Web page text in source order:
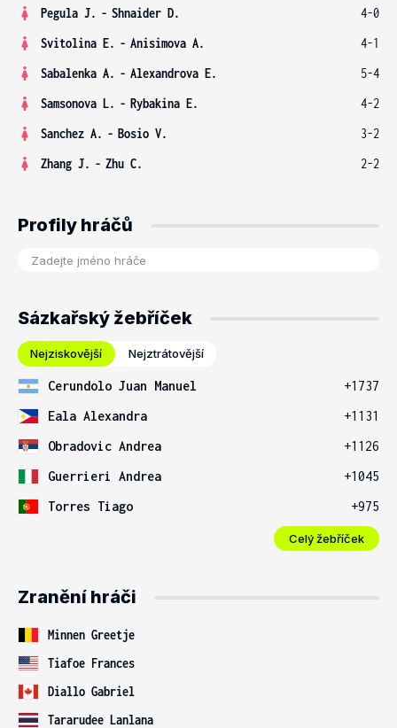
Pegula J. - Shnaider D.
4-0
Svitolina E. - Anisimova A.
4-1
Sabalenka A. - Alexandrova E.
5-4
Samsonova L. - Rybakina E.
4-2
Sanchez A. - Bosio V.
3-2
Zhang J. - Zhu C. 2-2
Profily hráčů
Sázkařský žebříček
Nejziskovější Nejztrátovější
Cerundolo Juan Manuel
+1737
Eala Alexandra
+1131
Obradovic Andrea
+1126
Guerrieri Andrea
+1045
Torres Tiago
+975
Celý žebříček
Zranění hráči
Minnen Greetje
Tiafoe Frances
Diallo Gabriel
Tararudee Lanlana